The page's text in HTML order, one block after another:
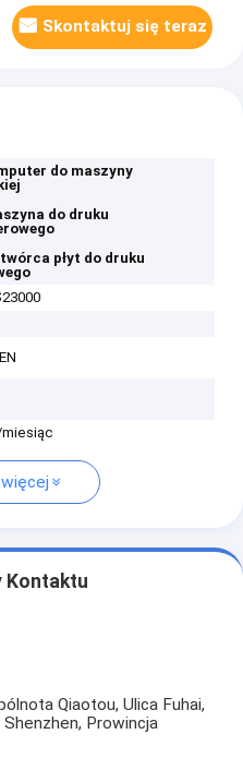
Skontaktuj się teraz
do maszyny
do druku
płyt do druku
Kontaktu
Qiaotou, Ulica Fuhai,
Prowincja